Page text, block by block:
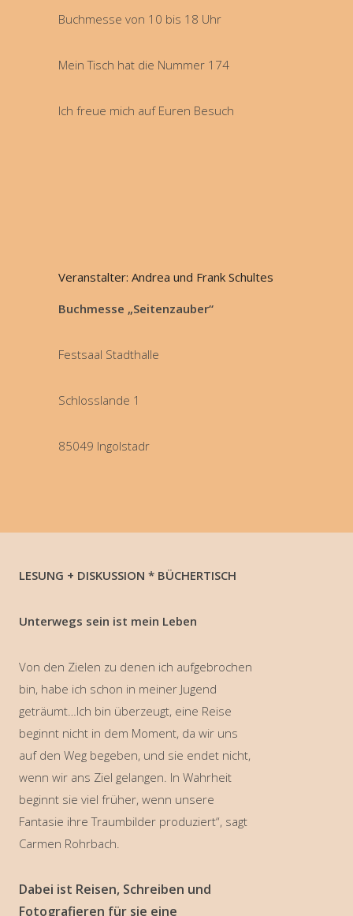
Buchmesse von 10 bis 18 Uhr
Mein Tisch hat die Nummer 174
Ich freue mich auf Euren Besuch
Veranstalter: Andrea und Frank Schultes
Buchmesse „Seitenzauber“
Festsaal Stadthalle
Schlosslande 1
85049 Ingolstadr
LESUNG + DISKUSSION * BÜCHERTISCH
Unterwegs sein ist mein Leben
Von den Zielen zu denen ich aufgebrochen
bin, habe ich schon in meiner Jugend
geträumt…Ich bin überzeugt, eine Reise
beginnt nicht in dem Moment, da wir uns
auf den Weg begeben, und sie endet nicht,
wenn wir ans Ziel gelangen. In Wahrheit
beginnt sie viel früher, wenn unsere
Fantasie ihre Traumbilder produziert“, sagt
Carmen Rohrbach.
Dabei ist Reisen, Schreiben und
Fotografieren für sie eine